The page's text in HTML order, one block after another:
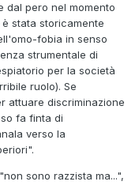
dal pero nel momento
stata storicamente
fobia in senso
strumentale di
per la società
ruolo). Se
attuare discriminazione
fa finta di
verso la
sono razzista ma...",